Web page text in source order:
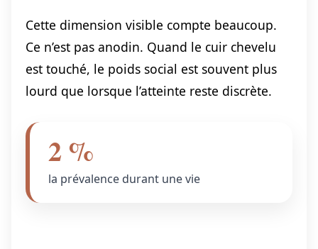
Cette dimension visible compte beaucoup.
Ce n’est pas anodin. Quand le cuir chevelu
est touché, le poids social est souvent plus
lourd que lorsque l’atteinte reste discrète.
2 %
la prévalence durant une vie